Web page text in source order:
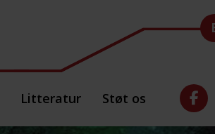
Litteratur Støt os